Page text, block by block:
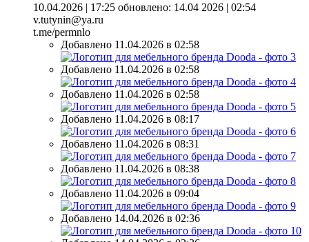
10.04.2026 | 17:25 обновлено: 14.04 2026 | 02:54
v.tutynin@ya.ru
t.me/permnlo
Добавлено 11.04.2026 в 02:58
Добавлено 11.04.2026 в 02:58
Добавлено 11.04.2026 в 02:58
Добавлено 11.04.2026 в 08:17
Добавлено 11.04.2026 в 08:31
Добавлено 11.04.2026 в 08:38
Добавлено 11.04.2026 в 09:04
Добавлено 14.04.2026 в 02:36